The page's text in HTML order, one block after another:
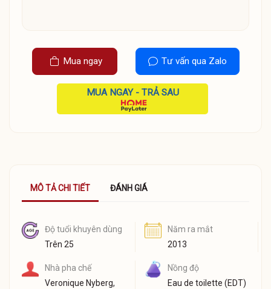
Mua ngay Tư vấn qua Zalo
MUA NGAY - TRẢ SAU
MÔ TẢ CHI TIẾT ĐÁNH GIÁ
Độ tuổi khuyên dùng
Trên 25
Năm ra mắt
2013
Nhà pha chế
Veronique Nyberg,
Nồng độ
Eau de toilette (EDT)